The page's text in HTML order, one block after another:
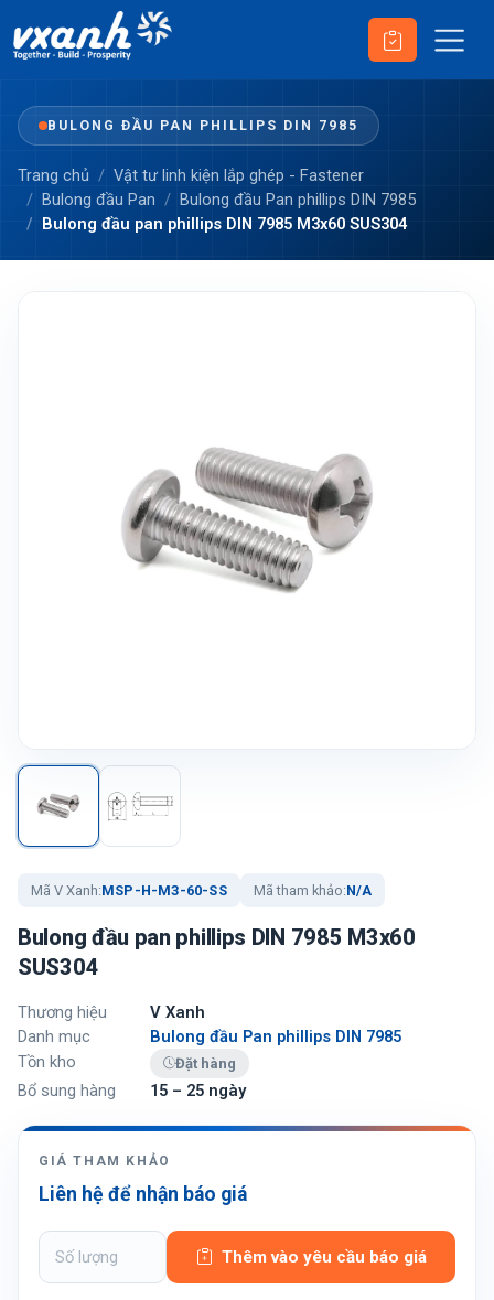
BULONG ĐẦU PAN PHILLIPS DIN 7985
Trang chủ
Vật tư linh kiện lắp ghép - Fastener
Bulong đầu Pan
Bulong đầu Pan phillips DIN 7985
Bulong đầu pan phillips DIN 7985 M3x60 SUS304
Mã V Xanh:MSP-H-M3-60-SS Mã tham khảo:N/A
Bulong đầu pan phillips DIN 7985 M3x60
SUS304
Thương hiệu
V Xanh
Danh mục
Bulong đầu Pan phillips DIN 7985
Tồn kho
Đặt hàng
Bổ sung hàng 15 – 25 ngày
GIÁ THAM KHẢO
Liên hệ để nhận báo giá
Thêm vào yêu cầu báo giá